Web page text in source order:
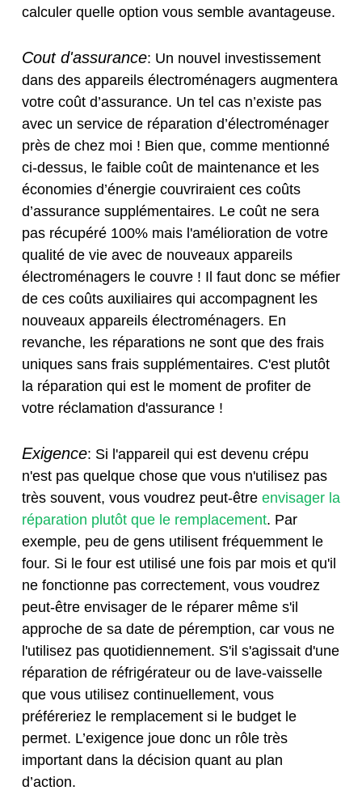
calculer quelle option vous semble avantageuse.
Cout d'assurance: Un nouvel investissement
dans des appareils électroménagers augmentera
votre coût d’assurance. Un tel cas n’existe pas
avec un service de réparation d’électroménager
près de chez moi ! Bien que, comme mentionné
ci-dessus, le faible coût de maintenance et les
économies d’énergie couvriraient ces coûts
d’assurance supplémentaires. Le coût ne sera
pas récupéré 100% mais l'amélioration de votre
qualité de vie avec de nouveaux appareils
électroménagers le couvre ! Il faut donc se méfier
de ces coûts auxiliaires qui accompagnent les
nouveaux appareils électroménagers. En
revanche, les réparations ne sont que des frais
uniques sans frais supplémentaires. C'est plutôt
la réparation qui est le moment de profiter de
votre réclamation d'assurance !
Exigence: Si l'appareil qui est devenu crépu
n'est pas quelque chose que vous n'utilisez pas
très souvent, vous voudrez peut-être envisager la
réparation plutôt que le remplacement. Par
exemple, peu de gens utilisent fréquemment le
four. Si le four est utilisé une fois par mois et qu'il
ne fonctionne pas correctement, vous voudrez
peut-être envisager de le réparer même s'il
approche de sa date de péremption, car vous ne
l'utilisez pas quotidiennement. S'il s'agissait d'une
réparation de réfrigérateur ou de lave-vaisselle
que vous utilisez continuellement, vous
préféreriez le remplacement si le budget le
permet. L’exigence joue donc un rôle très
important dans la décision quant au plan
d’action.